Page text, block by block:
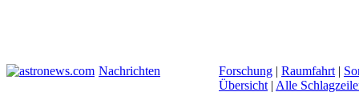
Nachrichten Forschung | Raumfahrt |
Übersicht | Alle